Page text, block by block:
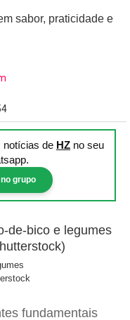
sabor, praticidade e
notícias de HZ no seu
grupo
fundamentais